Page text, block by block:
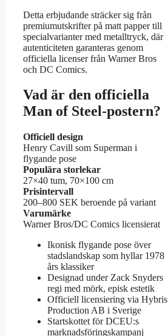
Detta erbjudande sträcker sig från
premiumutskrifter på matt papper till
specialvarianter med metalltryck, där
autenticiteten garanteras genom
officiella licenser från Warner Bros
och DC Comics.
Vad är den officiella
Man of Steel-postern?
Officiell design
Henry Cavill som Superman i
flygande pose
Populära storlekar
27×40 tum, 70×100 cm
Prisintervall
200–800 SEK beroende på variant
Varumärke
Warner Bros/DC Comics licensierat
Ikonisk flygande pose över
stadslandskap som hyllar 1978
års klassiker
Designad under Zack Snyders
regi med mörk, episk estetik
Officiell licensiering via Hybris
Production AB i Sverige
Startskottet för DCEU:s
marknadsföringskampanj